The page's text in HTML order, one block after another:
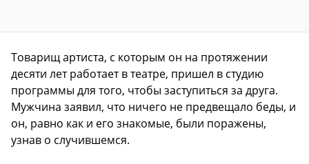
Товарищ артиста, с которым он на протяжении
десяти лет работает в театре, пришел в студию
программы для того, чтобы заступиться за друга.
Мужчина заявил, что ничего не предвещало беды, и
он, равно как и его знакомые, были поражены,
узнав о случившемся.